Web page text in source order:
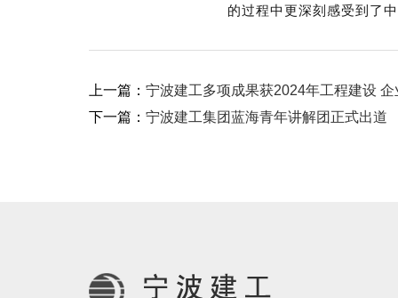
的过程中更深刻感受到了
上一篇： 宁波建工多项成果获2024年工程建设
下一篇： 宁波建工集团蓝海青年讲解团正式出道